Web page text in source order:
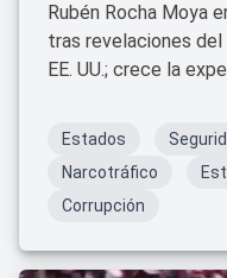
Rubén Rocha Moya
tras revelaciones
EE. UU.; crece la
Estados
Narcotráfico
Corrupción